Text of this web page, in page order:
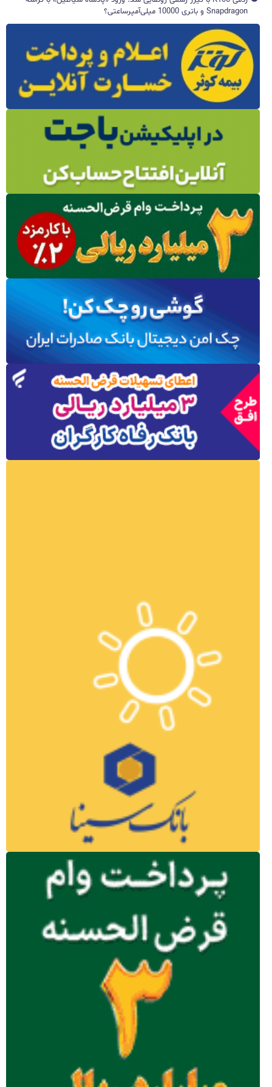
Snapdragon و باتری 10000 میلی‌آمپرساعتی؟